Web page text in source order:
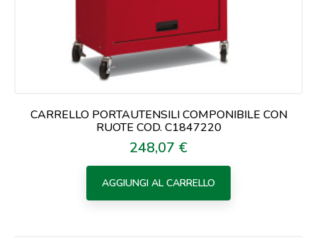
CARRELLO PORTAUTENSILI COMPONIBILE CON
RUOTE COD. C1847220
Prezzo
248,07 €
AGGIUNGI AL CARRELLO